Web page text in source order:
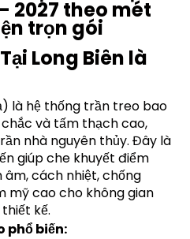
2027 theo mét
trọn gói
Long Biên là
là hệ thống trần treo bao
và tấm thạch cao,
nhà nguyên thủy. Đây là
giúp che khuyết điểm
cách nhiệt, chống
mỹ cao cho không gian
kế.
phổ biến: